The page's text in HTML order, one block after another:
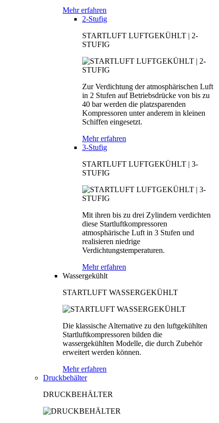
Mehr erfahren
2-Stufig
STARTLUFT LUFTGEKÜHLT | 2-
STUFIG
Zur Verdichtung der atmosphärischen Luft
in 2 Stufen auf Betriebsdrücke von bis zu
40 bar werden die platzsparenden
Kompressoren unter anderem in kleinen
Schiffen eingesetzt.
Mehr erfahren
3-Stufig
STARTLUFT LUFTGEKÜHLT | 3-
STUFIG
Mit ihren bis zu drei Zylindern verdichten
diese Startluftkompressoren
atmosphärische Luft in 3 Stufen und
realisieren niedrige
Verdichtungstemperaturen.
Mehr erfahren
Wassergekühlt
STARTLUFT WASSERGEKÜHLT
Die klassische Alternative zu den luftgekühlten
Startluftkompressoren bilden die
wassergekühlten Modelle, die durch Zubehör
erweitert werden können.
Mehr erfahren
Druckbehälter
DRUCKBEHÄLTER